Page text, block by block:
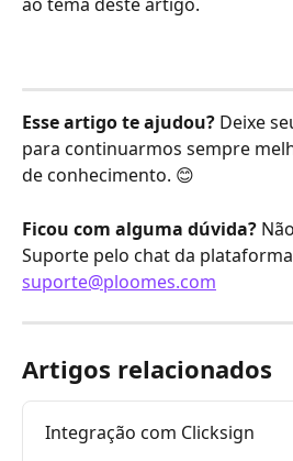
Esse artigo te ajudou? Deixe
para continuarmos sempre
de conhecimento. 😊
Ficou com alguma dúvida?
Suporte pelo chat da
suporte@ploomes.com
Artigos relacionados
Integração com Clicksign